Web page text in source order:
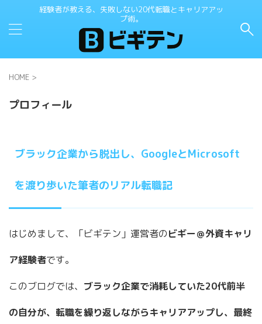
経験者が教える、失敗しない20代転職とキャリアアッ
プ術。
HOME >
プロフィール
ブラック企業から脱出し、GoogleとMicrosoft
を渡り歩いた筆者のリアル転職記
はじめまして、「ビギテン」運営者のビギー＠外資キャリ
ア経験者です。
このブログでは、 ブラック企業で消耗していた20代前半
の自分が、転職を繰り返しながらキャリアアップし、最終